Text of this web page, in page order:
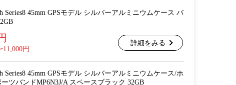
Series8 45mm GPSモデル シルバーアルミニウムケース バ
11,000円
詳細をみる
Series8 45mm GPSモデル シルバーアルミニウムケース/ホ
ツバンドMP6N3J/A スペースブラック 32GB